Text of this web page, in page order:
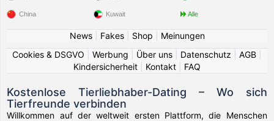
China Kuwait Alle
News| Fakes| Shop
Meinungen
Cookies & DSGVO
Werbung Über uns Datenschutz AGB
Kindersicherheit
Kontakt FAQ
Kostenlose Tierliebhaber-Dating – Wo sich
Tierfreunde verbinden
Willkommen auf der weltweit ersten Plattform, die Menschen